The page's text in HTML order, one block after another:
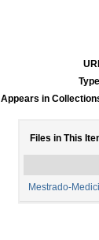
Appears in
Files in This
Mestrado-